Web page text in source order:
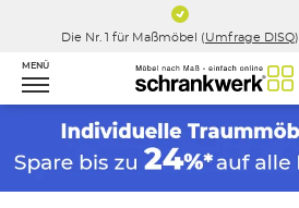
Die Nr. 1 für Maßmöbel (Umfrage DISQ)
MENÜ